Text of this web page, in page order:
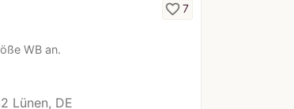
WB an.
favorite_border7
Lünen, DE